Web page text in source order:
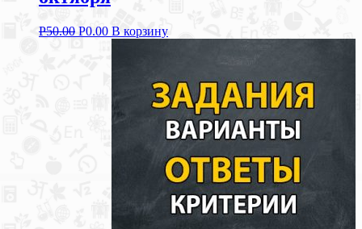
Р50.00 Р0.00 В корзину